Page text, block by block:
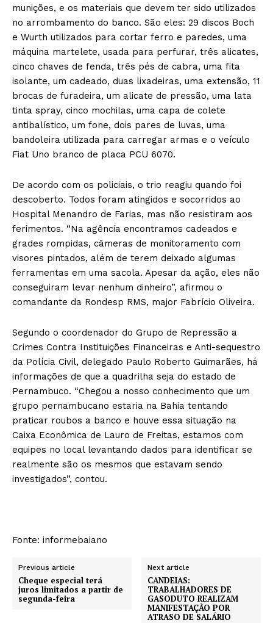
munições, e os materiais que devem ter sido utilizados
no arrombamento do banco. São eles: 29 discos Boch
e Wurth utilizados para cortar ferro e paredes, uma
máquina martelete, usada para perfurar, três alicates,
cinco chaves de fenda, três pés de cabra, uma fita
isolante, um cadeado, duas lixadeiras, uma extensão, 11
brocas de furadeira, um alicate de pressão, uma lata
tinta spray, cinco mochilas, uma capa de colete
antibalístico, um fone, dois pares de luvas, uma
bandoleira utilizada para carregar armas e o veículo
Fiat Uno branco de placa PCU 6070.
De acordo com os policiais, o trio reagiu quando foi
descoberto. Todos foram atingidos e socorridos ao
Hospital Menandro de Farias, mas não resistiram aos
ferimentos. “Na agência encontramos cadeados e
grades rompidas, câmeras de monitoramento com
visores pintados, além de terem deixado algumas
ferramentas em uma sacola. Apesar da ação, eles não
conseguiram levar nenhum dinheiro”, afirmou o
comandante da Rondesp RMS, major Fabrício Oliveira.
Segundo o coordenador do Grupo de Repressão a
Crimes Contra Instituições Financeiras e Anti-sequestro
da Polícia Civil, delegado Paulo Roberto Guimarães, há
informações de que a quadrilha seja do estado de
Pernambuco. “Chegou a nosso conhecimento que um
grupo pernambucano estaria na Bahia tentando
praticar roubos a banco e houve essa situação na
Caixa Econômica de Lauro de Freitas, estamos com
equipes no local levantando dados para identificar se
realmente são os mesmos que estavam sendo
investigados”, contou.
Fonte: informebaiano
Previous article
Cheque especial terá
juros limitados a partir de
segunda-feira
Next article
CANDEIAS:
TRABALHADORES DE
GASODUTO REALIZAM
MANIFESTAÇÃO POR
ATRASO DE SALÁRIO